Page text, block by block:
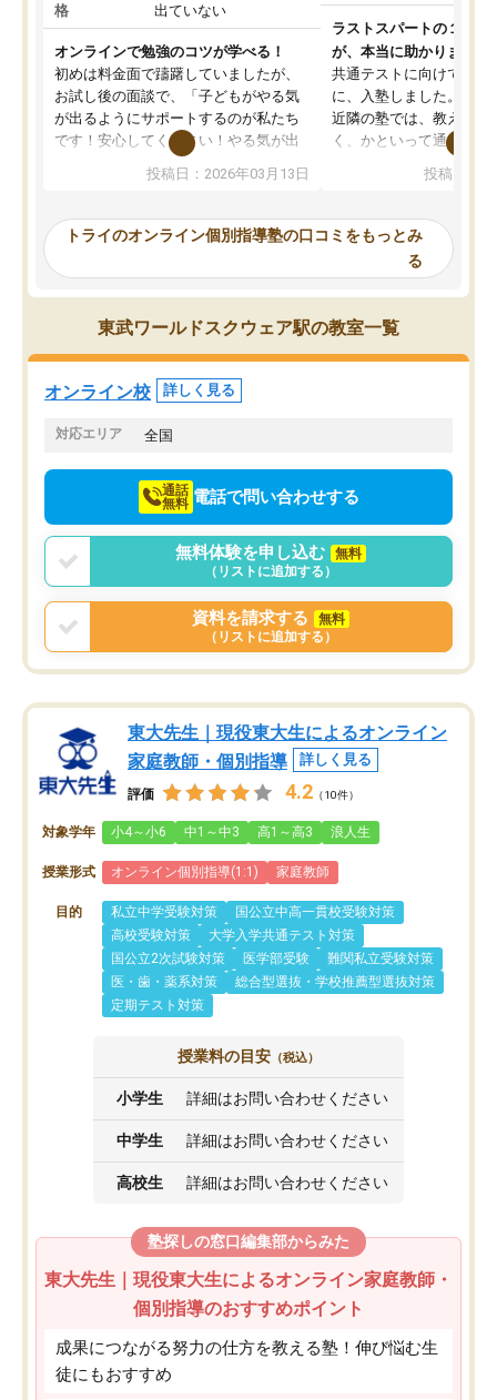
格
出ていない
オンラインで勉強のコツが学べる！
初めは料金面で躊躇していましたが、
お試し後の面談で、「子どもがやる気
が出るようにサポートするのが私たち
です！安心してください！やる気が出
ないのは私たち講師の責任です」と言
ってくださり、確かに！と考えて、思
ったんですが、学生の先生から学ぶこ
み、徐々に成績が上がったらいいなと
思っていました。何が今足りないのか
を的確に指導いただき、子どももびっ
くりするほど楽しんでやる気を持って
塾を受けています。狙い通り、少しず
つ成績も上がり、苦手意識も無くなっ
てきたので、さらに苦手な数学も追加
でお願いしました。来年の高校受験に
投稿日：2026年03月13日
ラストスパートの１か月
が、本当に助かりました
共通テストに向けての追
に、入塾しました。田舎
近隣の塾では、教えても
く、かといって通うには
可能なので本当に助か
らないところをピンポイ
頂いて、とてもわかり
していました。一生を
スト、多少お金がかかっ
思い切って入塾してよか
投稿日：
トライのオンライン個別指導塾の口コミをもっとみ
る
東武ワールドスクウェア駅の教室一覧
オンライン校 詳しく見る
対応エリア 全国
通話
無料 電話で問い合わせする
無料体験を申し込む
無料
（リストに追加する）
資料を請求する
無料
（リストに追加する）
東大先生｜現役東大生によるオンライン
家庭教師・個別指導
詳しく見る
評価 4.2 （10件）
対象学年 小4～小6 中1～中3 高1～高3 浪人生
授業形式 オンライン個別指導(1:1) 家庭教師
目的 私立中学受験対策
国公立中高一貫校受験対策
高校受験対策
大学入学共通テスト対策
国公立2次試験対策
医学部受験
難関私立受験対策
医・歯・薬系対策
総合型選抜・学校推薦型選抜対策
定期テスト対策
授業料の目安 （税込）
小学生 詳細はお問い合わせください
中学生 詳細はお問い合わせください
高校生 詳細はお問い合わせください
塾探しの窓口編集部からみた
東大先生｜現役東大生によるオンライン家庭教師・
個別指導のおすすめポイント
成果につながる努力の仕方を教える塾！伸び悩む生
徒にもおすすめ